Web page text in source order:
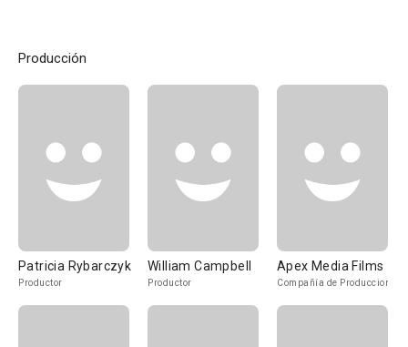
Producción
Patricia Rybarczyk
Productor
William Campbell
Productor
Apex Media Films
Compañía de Produccion